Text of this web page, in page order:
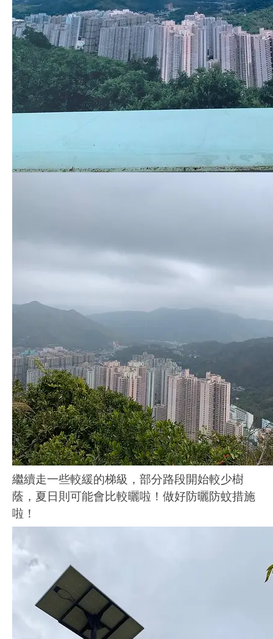
繼續走一些較緩的梯級，部分路段開始較少樹
蔭，夏日則可能會比較曬啦！做好防曬防蚊措施
啦！